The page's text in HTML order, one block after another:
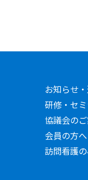
お知らせ
研修・セ
協議会の
会員の方へ
訪問看護